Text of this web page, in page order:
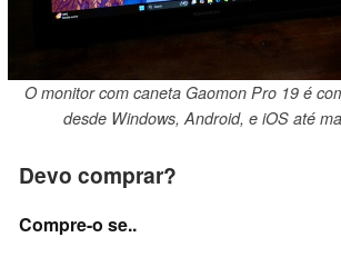
O monitor com caneta Gaomon Pro 19 é
desde Windows, Android, e iOS até
Devo comprar?
Compre-o se..